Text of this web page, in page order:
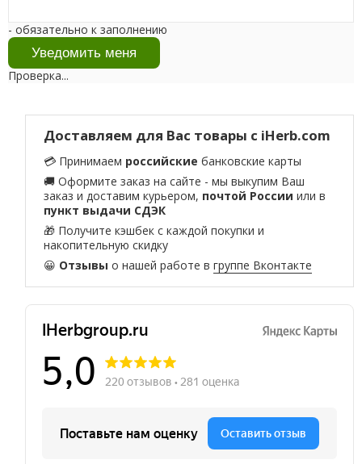
- обязательно к заполнению
Проверка...
Доставляем для Вас товары с iHerb.com
💳 Принимаем российские банковские карты
🚚 Оформите заказ на сайте - мы выкупим Ваш
заказ и доставим курьером, почтой России или в
пункт выдачи СДЭК
🎁 Получите кэшбек с каждой покупки и
накопительную скидку
😀 Отзывы о нашей работе вгруппе Вконтакте